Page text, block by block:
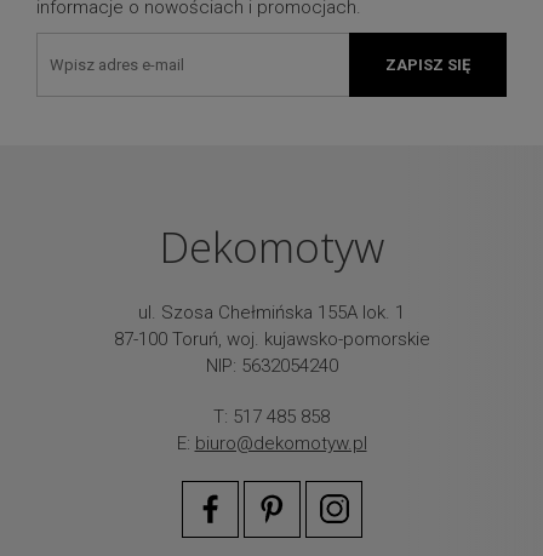
informacje o nowościach i promocjach.
ZAPISZ SIĘ
Dekomotyw
ul. Szosa Chełmińska 155A lok. 1
87-100 Toruń, woj. kujawsko-pomorskie
NIP: 5632054240
T: 517 485 858
E: biuro@dekomotyw.pl